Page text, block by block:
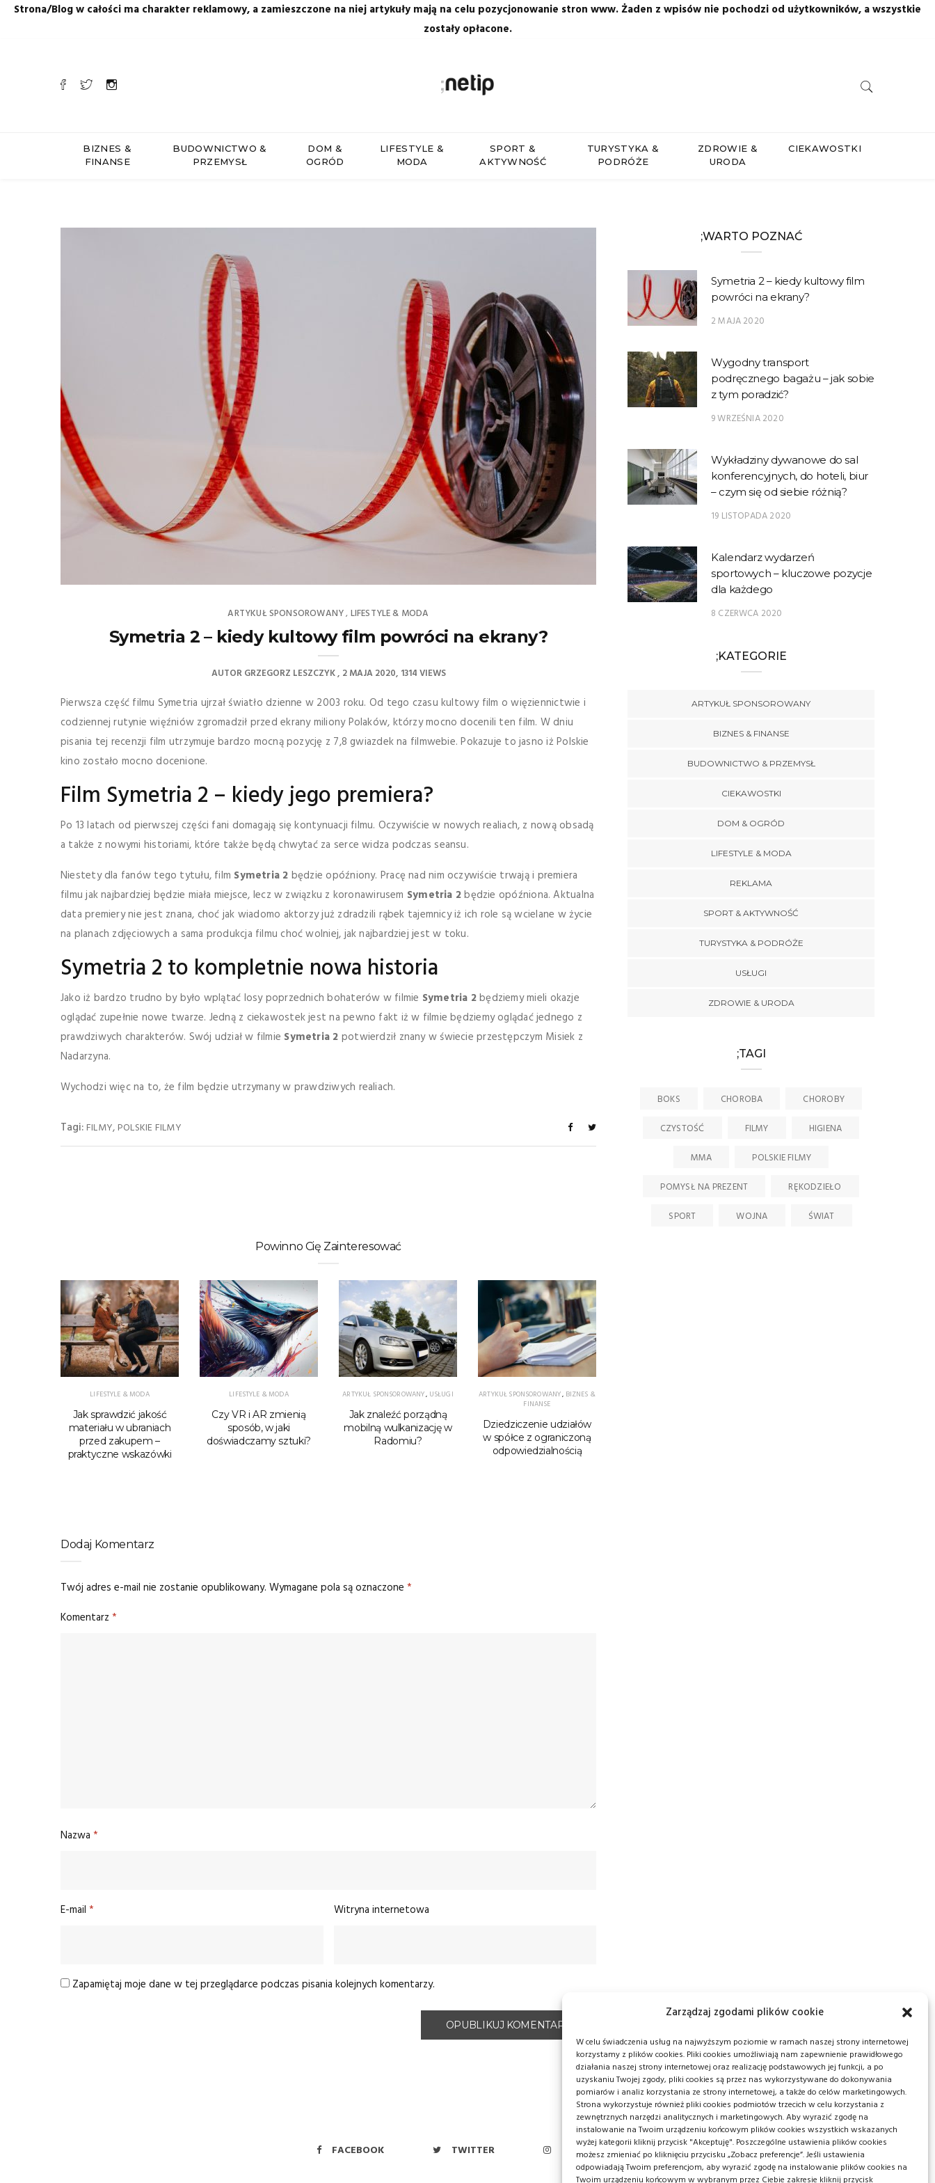
Zarządzaj zgodami plików cookie
W celu świadczenia usług na najwyższym poziomie w ramach naszej strony internetowej
korzystamy z plików cookies. Pliki cookies umożliwiają nam zapewnienie prawidłowego
działania naszej strony internetowej oraz realizację podstawowych jej funkcji, a po
uzyskaniu Twojej zgody, pliki cookies są przez nas wykorzystywane do dokonywania
pomiarów i analiz korzystania ze strony internetowej, a także do celów marketingowych.
Strona wykorzystuje również pliki cookies podmiotów trzecich w celu korzystania z
zewnętrznych narzędzi analitycznych i marketingowych. Aby wyrazić zgodę na
instalowanie na Twoim urządzeniu końcowym plików cookies wszystkich wskazanych
wyżej kategorii kliknij przycisk "Akceptuję". Poszczególne ustawienia plików cookies
możesz zmieniać po kliknięciu przycisku „Zobacz preferencje”. Jeśli ustawienia
odpowiadają Twoim preferencjom, aby wyrazić zgodę na instalowanie plików cookies na
Twoim urządzeniu końcowym w wybranym przez Ciebie zakresie kliknij przycisk
Strona/Blog w całości ma charakter reklamowy, a zamieszczone na niej artykuły mają na celu pozycjonowanie stron www. Żaden z wpisów nie pochodzi od użytkowników, a wszystkie
zostały opłacone.
BIZNES &
FINANSE
BUDOWNICTWO &
PRZEMYSŁ
DOM &
OGRÓD
LIFESTYLE &
MODA
SPORT &
AKTYWNOŚĆ
TURYSTYKA &
PODRÓŻE
ZDROWIE &
URODA
CIEKAWOSTKI
ARTYKUŁ SPONSOROWANY, LIFESTYLE & MODA
Symetria 2 – kiedy kultowy film powróci na ekrany?
AUTORGRZEGORZ LESZCZYK 2 MAJA 2020 1314 VIEWS
Pierwsza część filmu Symetria ujrzał światło dzienne w 2003 roku. Od tego czasu kultowy film o więziennictwie i
codziennej rutynie więźniów zgromadził przed ekrany miliony Polaków, którzy mocno docenili ten film. W dniu
pisania tej recenzji film utrzymuje bardzo mocną pozycję z 7,8 gwiazdek na filmwebie. Pokazuje to jasno iż Polskie
kino zostało mocno docenione.
Film Symetria 2 – kiedy jego premiera?
Po 13 latach od pierwszej części fani domagają się kontynuacji filmu. Oczywiście w nowych realiach, z nową obsadą
a także z nowymi historiami, które także będą chwytać za serce widza podczas seansu.
Niestety dla fanów tego tytułu, film Symetria 2 będzie opóźniony. Pracę nad nim oczywiście trwają i premiera
filmu jak najbardziej będzie miała miejsce, lecz w związku z koronawirusem Symetria 2będzie opóźniona. Aktualna
data premiery nie jest znana, choć jak wiadomo aktorzy już zdradzili rąbek tajemnicy iż ich role są wcielane w życie
na planach zdjęciowych a sama produkcja filmu choć wolniej, jak najbardziej jest w toku.
Symetria 2 to kompletnie nowa historia
Jako iż bardzo trudno by było wplątać losy poprzednich bohaterów w filmie Symetria 2będziemy mieli okazje
oglądać zupełnie nowe twarze. Jedną z ciekawostek jest na pewno fakt iż w filmie będziemy oglądać jednego z
prawdziwych charakterów. Swój udział w filmie Symetria 2 potwierdził znany w świecie przestępczym Misiek z
Nadarzyna.
Wychodzi więc na to, że film będzie utrzymany w prawdziwych realiach.
Tagi: FILMY, POLSKIE FILMY
Powinno Cię Zainteresować
LIFESTYLE & MODA
Jak sprawdzić jakość
materiału w ubraniach
przed zakupem –
praktyczne wskazówki
LIFESTYLE & MODA
Czy VR i AR zmienią
sposób, w jaki
doświadczamy sztuki?
ARTYKUŁ SPONSOROWANY, USŁUGI
Jak znaleźć porządną
mobilną wulkanizację w
Radomiu?
ARTYKUŁ SPONSOROWANY, BIZNES &
FINANSE
Dziedziczenie udziałów
w spółce z ograniczoną
odpowiedzialnością
Dodaj Komentarz
Twój adres e-mail nie zostanie opublikowany. Wymagane pola są oznaczone *
Komentarz *
Nazwa *
E-mail * Witryna internetowa
Zapamiętaj moje dane w tej przeglądarce podczas pisania kolejnych komentarzy.
;WARTO POZNAĆ
Symetria 2 – kiedy kultowy film
powróci na ekrany?
2 MAJA 2020
Wygodny transport
podręcznego bagażu – jak sobie
z tym poradzić?
9 WRZEŚNIA 2020
Wykładziny dywanowe do sal
konferencyjnych, do hoteli, biur
– czym się od siebie różnią?
19 LISTOPADA 2020
Kalendarz wydarzeń
sportowych – kluczowe pozycje
dla każdego
8 CZERWCA 2020
;KATEGORIE
ARTYKUŁ SPONSOROWANY
BIZNES & FINANSE
BUDOWNICTWO & PRZEMYSŁ
CIEKAWOSTKI
DOM & OGRÓD
LIFESTYLE & MODA
REKLAMA
SPORT & AKTYWNOŚĆ
TURYSTYKA & PODRÓŻE
USŁUGI
ZDROWIE & URODA
;TAGI
BOKS CHOROBA
CHOROBY
CZYSTOŚĆ
FILMY
HIGIENA
MMA
POLSKIE FILMY
POMYSŁ NA PREZENT
RĘKODZIEŁO
SPORT
WOJNA ŚWIAT
FACEBOOK TWITTER INSTAGRAM